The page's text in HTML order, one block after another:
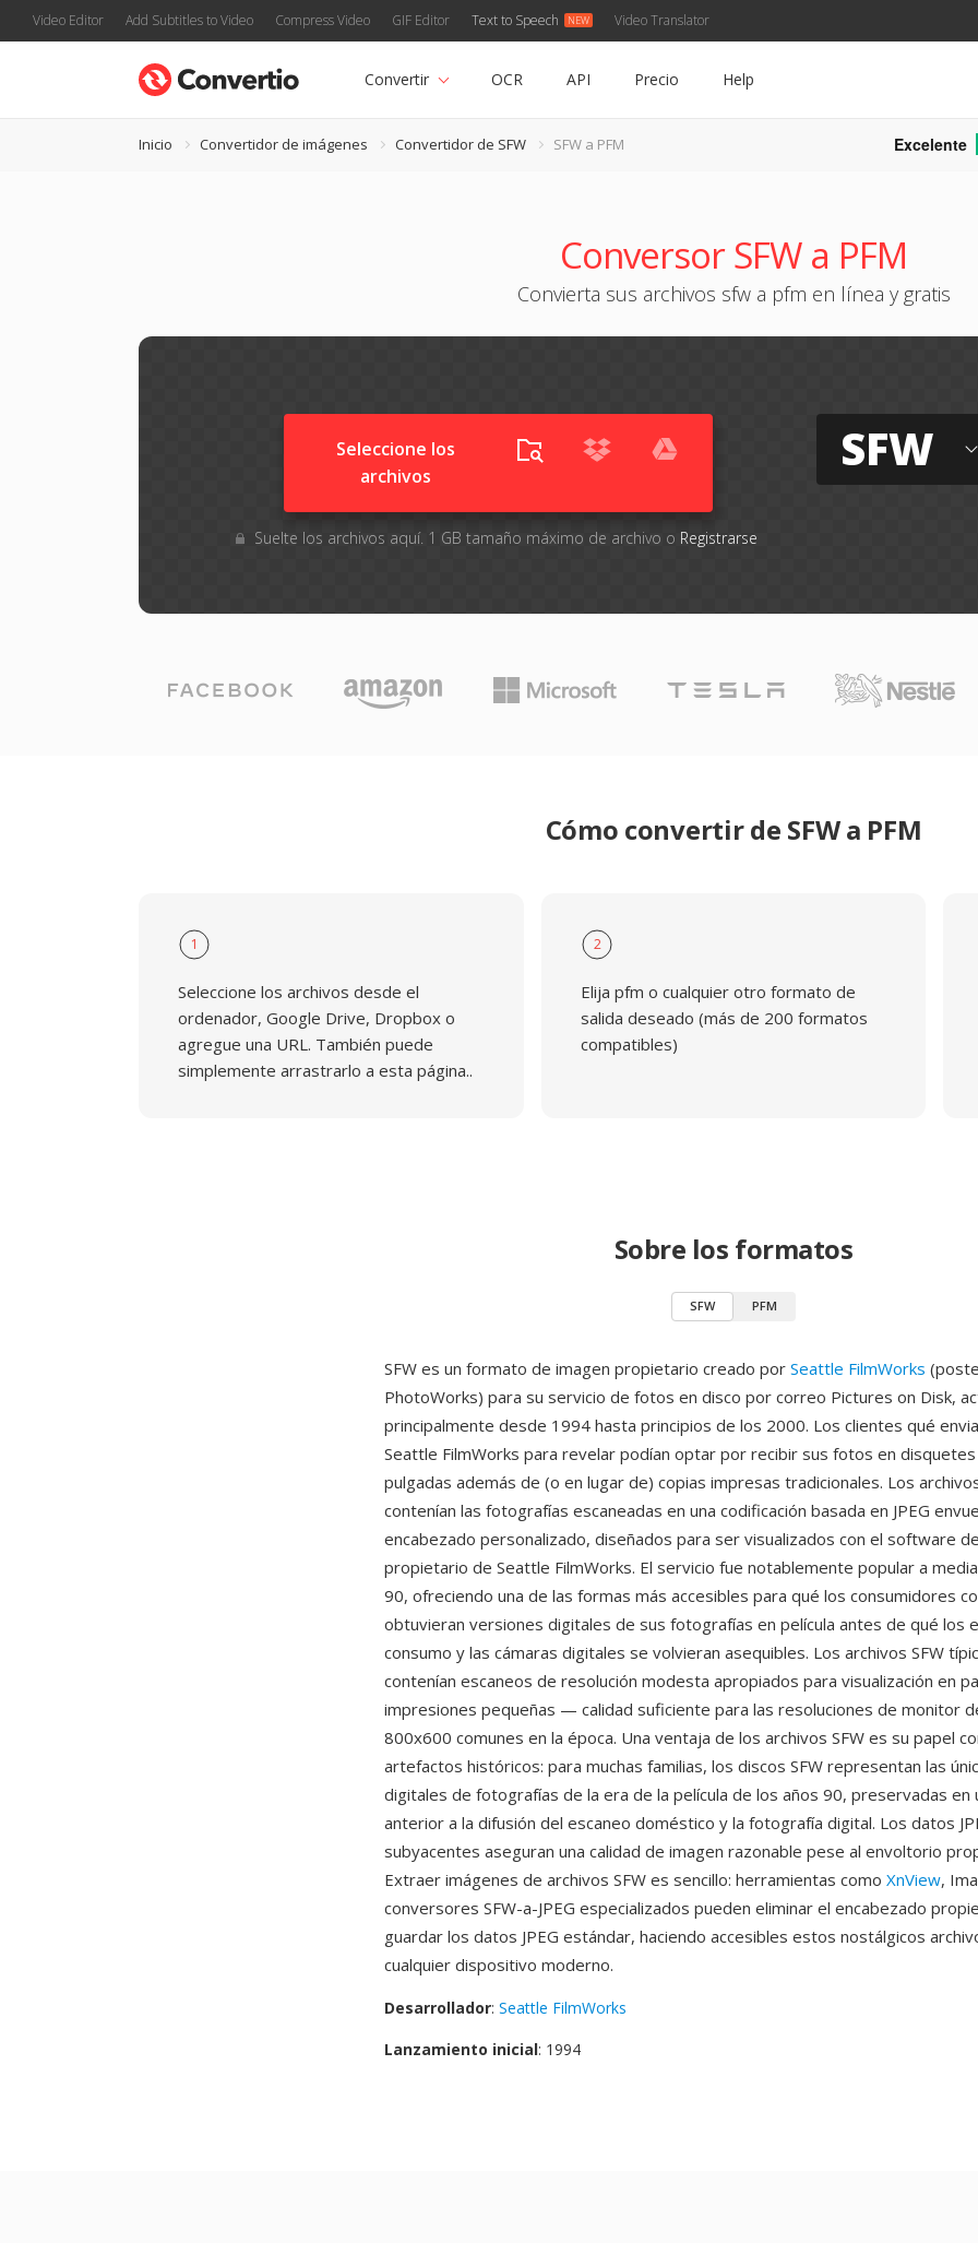
Video Editor Add Subtitles to Video Compress Video GIF Editor Text to Speech Video Translator
Convertir OCR API Precio Help
Inicio Convertidor de imágenes Convertidor de SFW SFW a PFM Excelente
Conversor SFW a PFM
Convierta sus archivos sfw a pfm en línea y gratis
Seleccione los
archivos
Suelte los archivos aquí. 1 GB tamaño máximo de archivo o Registrarse
SFW
Cómo convertir de SFW a PFM
1
Seleccione los archivos desde el
ordenador, Google Drive, Dropbox o
agregue una URL. También puede
simplemente arrastrarlo a esta página..
2
Elija pfm o cualquier otro formato de
salida deseado (más de 200 formatos
compatibles)
Sobre los formatos
SFW PFM
SFW es un formato de imagen propietario creado por Seattle FilmWorks
PhotoWorks) para su servicio de fotos en disco por correo Pictures on Disk,
principalmente desde 1994 hasta principios de los 2000. Los clientes qué
Seattle FilmWorks para revelar podían optar por recibir sus fotos en
pulgadas además de (o en lugar de) copias impresas tradicionales. Los
contenían las fotografías escaneadas en una codificación basada en JPEG
encabezado personalizado, diseñados para ser visualizados con el software
propietario de Seattle FilmWorks. El servicio fue notablemente popular a
90, ofreciendo una de las formas más accesibles para qué los consumidores
obtuvieran versiones digitales de sus fotografías en película antes de qué los
consumo y las cámaras digitales se volvieran asequibles. Los archivos SFW
contenían escaneos de resolución modesta apropiados para visualización en
impresiones pequeñas — calidad suficiente para las resoluciones de monitor
800x600 comunes en la época. Una ventaja de los archivos SFW es su papel
artefactos históricos: para muchas familias, los discos SFW representan las
digitales de fotografías de la era de la película de los años 90, preservadas en
anterior a la difusión del escaneo doméstico y la fotografía digital. Los datos
subyacentes aseguran una calidad de imagen razonable pese al envoltorio
Extraer imágenes de archivos SFW es sencillo: herramientas como XnView,
conversores SFW-a-JPEG especializados pueden eliminar el encabezado
guardar los datos JPEG estándar, haciendo accesibles estos nostálgicos
cualquier dispositivo moderno.
Desarrollador: Seattle FilmWorks
Lanzamiento inicial: 1994